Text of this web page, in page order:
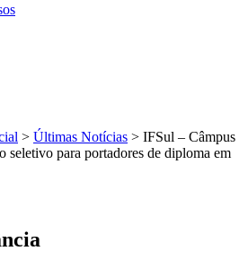
> Últimas Notícias > IFSul – Câmpus
seletivo para portadores de diploma em